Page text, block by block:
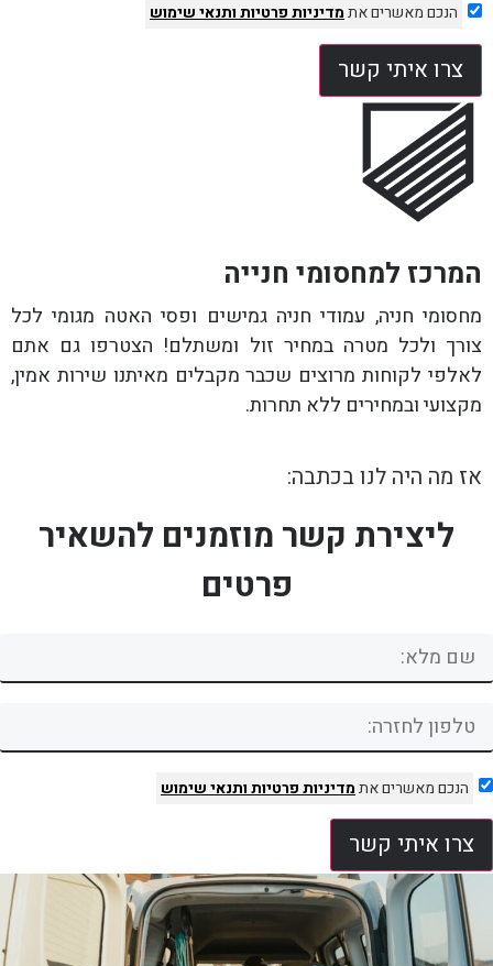
הנכם מאשרים אתמדיניות פרטיותותנאי שימוש
צרו איתי קשר
המרכז למחסומי חנייה
מחסומי חניה, עמודי חניה גמישים ופסי האטה מגומי לכל
צורך ולכל מטרה במחיר זול ומשתלם! הצטרפו גם אתם
לאלפי לקוחות מרוצים שכבר מקבלים מאיתנו שירות אמין,
מקצועי ובמחירים ללא תחרות.
אז מה היה לנו בכתבה:
ליצירת קשר מוזמנים להשאיר
פרטים
הנכם מאשרים אתמדיניות פרטיותותנאי שימוש
צרו איתי קשר